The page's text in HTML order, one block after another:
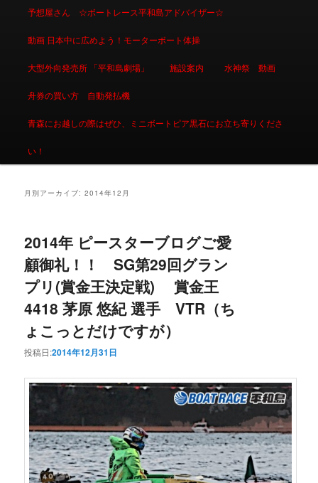
予想屋さん ☆ボートレース平和島アドバイザー☆
動画 日本中に広めよう！モーターボート体操
大型外向発売所 「平和島劇場」 施設案内 水神祭 動画
舟券の買い方 自動発払機
青森にお越しの際はぜひ、ミニボートピア黒石にお立ち寄りくださ
い！
月別アーカイブ:2014年12月
2014年 ピースターブログご愛
顧御礼！！ SG第29回グラン
プリ(賞金王決定戦) 賞金王
4418 茅原 悠紀 選手 VTR（ち
ょこっとだけですが）
投稿日:2014年12月31日